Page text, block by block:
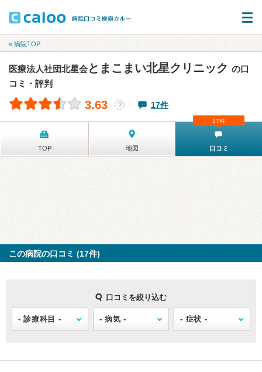
« 病院TOP
医療法人社団北星会とまこまい北星クリニック の口
コミ・評判
3.63 ？ 17件
TOP 地図 口コミ
17件
この病院の口コミ (17件)
口コミを絞り込む